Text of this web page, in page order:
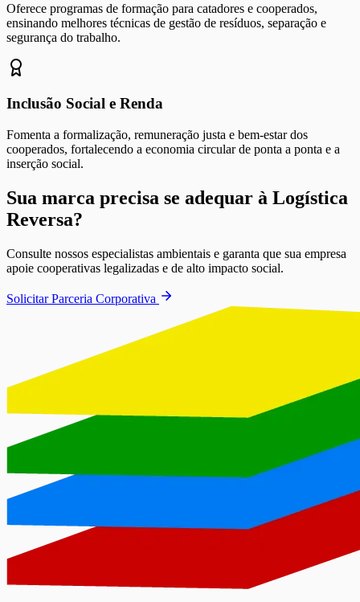
Oferece programas de formação para catadores e cooperados,
ensinando melhores técnicas de gestão de resíduos, separação e
segurança do trabalho.
Inclusão Social e Renda
Fomenta a formalização, remuneração justa e bem-estar dos
cooperados, fortalecendo a economia circular de ponta a ponta e a
inserção social.
Sua marca precisa se adequar à Logística
Reversa?
Consulte nossos especialistas ambientais e garanta que sua empresa
apoie cooperativas legalizadas e de alto impacto social.
Solicitar Parceria Corporativa